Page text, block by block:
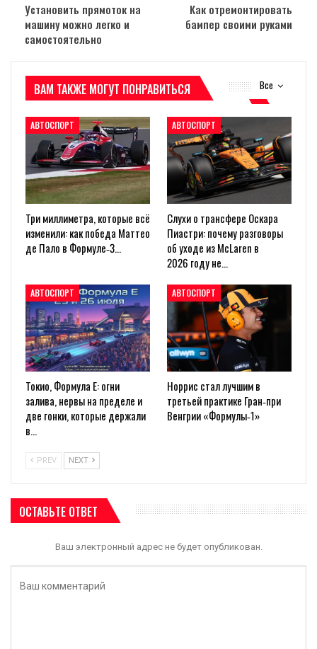
Установить прямоток на
машину можно легко и
самостоятельно
Как отремонтировать
бампер своими руками
Все
ВАМ ТАКЖЕ МОГУТ ПОНРАВИТЬСЯ
АВТОСПОРТ
Три миллиметра, которые всё
изменили: как победа Маттео
де Пало в Формуле‑3…
АВТОСПОРТ
Слухи о трансфере Оскара
Пиастри: почему разговоры
об уходе из McLaren в
2026 году не…
АВТОСПОРТ
Токио, Формула E: огни
залива, нервы на пределе и
две гонки, которые держали
в…
АВТОСПОРТ
Норрис стал лучшим в
третьей практике Гран‑при
Венгрии «Формулы‑1»
PREV NEXT
ОСТАВЬТЕ ОТВЕТ
Ваш электронный адрес не будет опубликован.